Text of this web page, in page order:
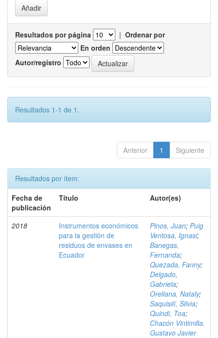
Resultados por página | Ordenar por
En orden
Autor/registro
Resultados 1-1 de 1.
Anterior 1 Siguiente
Resultados por ítem:
Fecha de
publicación
Título Autor(es)
2018
Instrumentos económicos
para la gestión de
residuos de envases en
Ecuador
Pinos, Juan; Puig
Ventosa, Ignasi;
Banegas,
Fernanda;
Quezada, Fanny;
Delgado,
Gabriela;
Orellana, Nataly;
Saquisilí, Silvia;
Quindi, Toa;
Chacón Vintimilla,
Gustavo Javier